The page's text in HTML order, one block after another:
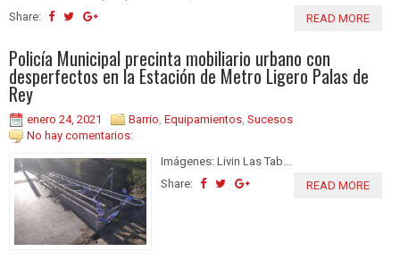
Share:
READ MORE
Policía Municipal precinta mobiliario urbano con
desperfectos en la Estación de Metro Ligero Palas de
Rey
enero 24, 2021 Barrio, Equipamientos, Sucesos
No hay comentarios:
Imágenes: Livin Las Tab...
Share:
READ MORE